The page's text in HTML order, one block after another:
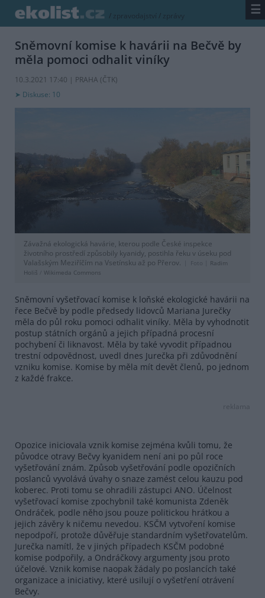
/ zpravodajství / zprávy ☰
Sněmovní komise k havárii na Bečvě by
měla pomoci odhalit viníky
10.3.2021 17:40 | PRAHA (ČTK)
Diskuse: 10
Závažná ekologická havárie, kterou podle České inspekce
životního prostředí způsobily kyanidy, postihla řeku v úseku pod
Valašským Meziříčím na Vsetínsku až po Přerov.
Foto |
Radim
Holiš
Wikimeda Commons
Sněmovní vyšetřovací komise k loňské ekologické havárii na
řece Bečvě by podle předsedy lidovců Mariana Jurečky
měla do půl roku pomoci odhalit viníky. Měla by vyhodnotit
postup státních orgánů a jejich případná procesní
pochybení či liknavost. Měla by také vyvodit případnou
trestní odpovědnost, uvedl dnes Jurečka při zdůvodnění
vzniku komise. Komise by měla mít devět členů, po jednom
z každé frakce.
reklama
Opozice iniciovala vznik komise zejména kvůli tomu, že
původce otravy Bečvy kyanidem není ani po půl roce
vyšetřování znám. Způsob vyšetřování podle opozičních
poslanců vyvolává úvahy o snaze zamést celou kauzu pod
koberec. Proti tomu se ohradili zástupci ANO. Účelnost
vyšetřovací komise zpochybnil také komunista Zdeněk
Ondráček, podle něho jsou pouze politickou hrátkou a
jejich závěry k ničemu nevedou. KSČM vytvoření komise
nepodpoří, protože důvěřuje standardním vyšetřovatelům.
Jurečka namítl, že v jiných případech KSČM podobné
komise podpořily, a Ondráčkovy argumenty jsou proto
účelové. Vznik komise naopak žádaly po poslancích také
organizace a iniciativy, které usilují o vyšetření otrávení
Bečvy.